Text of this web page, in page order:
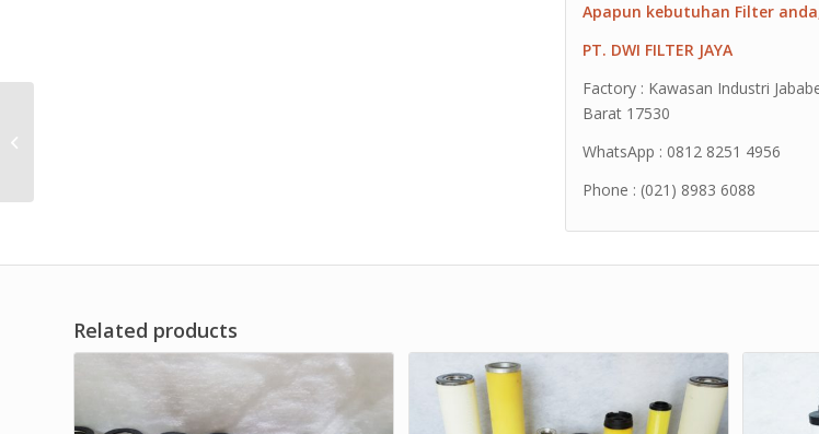
Apapun kebutuhan Filter
PT. DWI FILTER JAYA
Factory : Kawasan Industri
Barat 17530
WhatsApp : 0812 8251 4956
Phone : (021) 8983 6088
Related products